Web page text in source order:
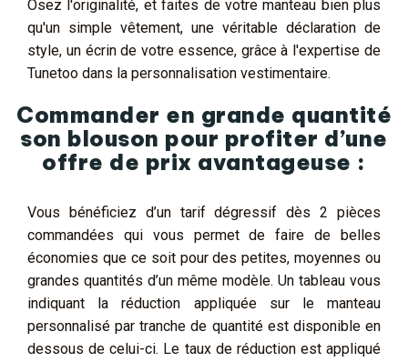
Osez l'originalité, et faites de votre manteau bien plus
qu'un simple vêtement, une véritable déclaration de
style, un écrin de votre essence, grâce à l'expertise de
Tunetoo dans la personnalisation vestimentaire.
Commander en grande quantité
son blouson pour profiter d’une
offre de prix avantageuse :
Vous bénéficiez d’un tarif dégressif dès 2 pièces
commandées qui vous permet de faire de belles
économies que ce soit pour des petites, moyennes ou
grandes quantités d’un même modèle. Un tableau vous
indiquant la réduction appliquée sur le manteau
personnalisé par tranche de quantité est disponible en
dessous de celui-ci. Le taux de réduction est appliqué